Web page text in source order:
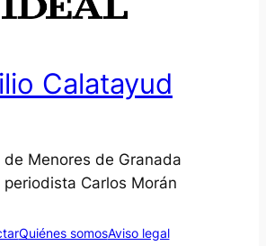
Calatayud
de Menores de Granada
Carlos Morán
Quiénes somosAviso legal